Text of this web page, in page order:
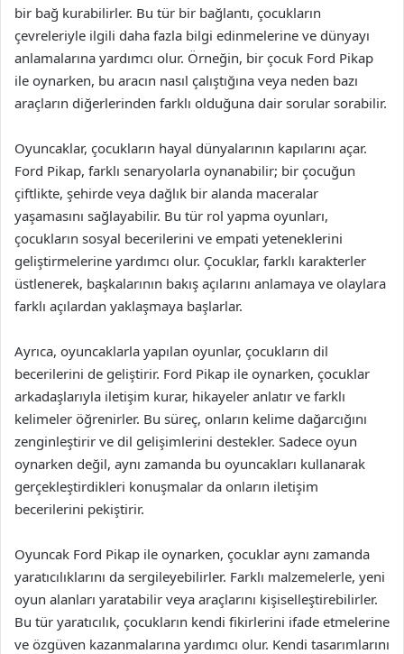
bir bağ kurabilirler. Bu tür bir bağlantı, çocukların
çevreleriyle ilgili daha fazla bilgi edinmelerine ve dünyayı
anlamalarına yardımcı olur. Örneğin, bir çocuk Ford Pikap
ile oynarken, bu aracın nasıl çalıştığına veya neden bazı
araçların diğerlerinden farklı olduğuna dair sorular sorabilir.
Oyuncaklar, çocukların hayal dünyalarının kapılarını açar.
Ford Pikap, farklı senaryolarla oynanabilir; bir çocuğun
çiftlikte, şehirde veya dağlık bir alanda maceralar
yaşamasını sağlayabilir. Bu tür rol yapma oyunları,
çocukların sosyal becerilerini ve empati yeteneklerini
geliştirmelerine yardımcı olur. Çocuklar, farklı karakterler
üstlenerek, başkalarının bakış açılarını anlamaya ve olaylara
farklı açılardan yaklaşmaya başlarlar.
Ayrıca, oyuncaklarla yapılan oyunlar, çocukların dil
becerilerini de geliştirir. Ford Pikap ile oynarken, çocuklar
arkadaşlarıyla iletişim kurar, hikayeler anlatır ve farklı
kelimeler öğrenirler. Bu süreç, onların kelime dağarcığını
zenginleştirir ve dil gelişimlerini destekler. Sadece oyun
oynarken değil, aynı zamanda bu oyuncakları kullanarak
gerçekleştirdikleri konuşmalar da onların iletişim
becerilerini pekiştirir.
Oyuncak Ford Pikap ile oynarken, çocuklar aynı zamanda
yaratıcılıklarını da sergileyebilirler. Farklı malzemelerle, yeni
oyun alanları yaratabilir veya araçlarını kişiselleştirebilirler.
Bu tür yaratıcılık, çocukların kendi fikirlerini ifade etmelerine
ve özgüven kazanmalarına yardımcı olur. Kendi tasarımlarını